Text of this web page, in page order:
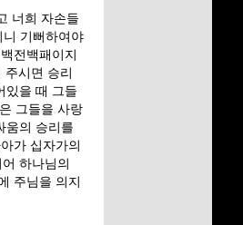
너희 자손들
기뻐하여야
전백패이지
시면 승리
있을 때 그들
그들을 사랑
움의 승리를
가 십자가의
하나님의
주님을 의지